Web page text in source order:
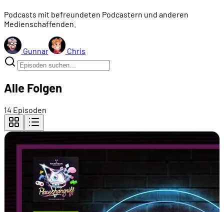
Podcasts mit befreundeten Podcastern und anderen
Medienschaffenden.
Gunnar Chris
Alle Folgen
14 Episoden